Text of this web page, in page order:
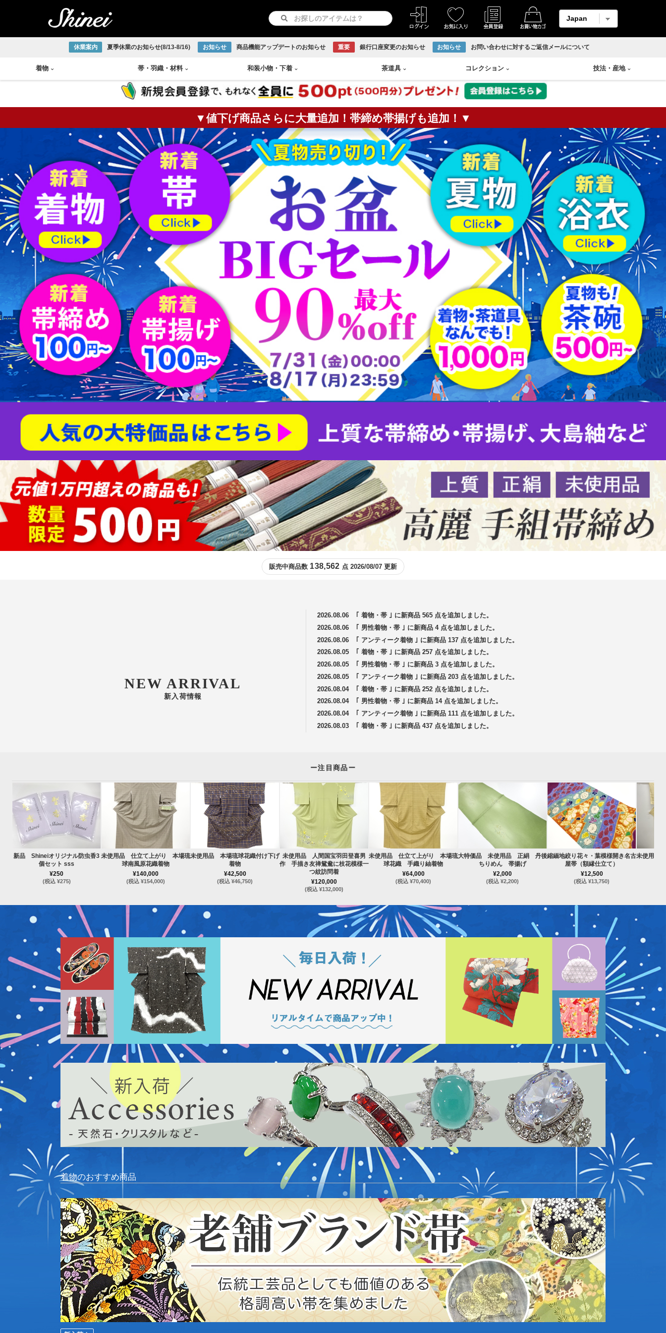
休業案内 夏季休業のお知らせ(8/13-8/16) お知らせ 商品機能アップデートのお知らせ 重要 銀行口座変更のお知らせ お知らせ お問い合わせに対するご返信メールについて
着物
小紋着物 紬着物
色無地着物 大正ロマン着物
浴衣
紋つき色無地 付け下げ
留袖
リサイクル振袖・打掛
着物 羽織
男物帯 長襦袢
アンサンブル
羽織紐 下駄
足袋 その他
帯 ・ 羽織 ・ 材料
アンティーク半幅帯 アンティーク袋帯
アンティーク名古屋帯 アンティーク丸帯
新品/リサイクル半幅帯 新品/リサイクル袋帯
新品/リサイクル名古屋帯 新品/リサイクル丸帯
男物帯
リサイクル羽織 リサイクル道行コート
リサイクル道中着 リサイクル雨コート
大正ロマン羽織
縮緬・錦紗 柄メイン生地
紬生地 麻生地
材料用反物 材料用洗い張り
はぎれ
和装小物 ・ 下着
帯締め 帯揚げ
半衿 伊達締め
草履 下駄
バッグ 足袋
ショール 扇子
櫛・かんざし
アクセサリー
長襦袢 和装下着 リサイクル反物 ホームコート
茶道具
茶碗 火入
莨盆
茶箱
花台
皆具
釜
風炉
炉釜
炉縁
棚
屏風
水指
薄茶器
茶入
杓
縁高
菓子器
建水
蓋置
炭道具
敷板
袱紗
急須 鉄瓶
茶托
香炉 香合
香盆 花瓶
壷
コレクション
掛軸 書画
中国画
天然石/パワーストーン
Baccarat Swarovski
WEDGWOOD
技法 ・ 産地
琉球織物 宮古上布
大島紬 結城紬
本場正藍泥染 ひげ紬
節紬 80/100亀甲
綴れ 友禅(手描き／金彩)
型染 すくい織
相良刺繍 汕頭蘇州刺繍
螺鈿 京紅型
古伊万里焼 伊賀焼 古曽部焼
虫明焼 赤膚焼
丹波焼
京焼 九谷焼
出石焼
平戸焼
志野焼
有田焼
朝日焼 楽山焼
瀬戸焼
益子焼
相馬焼
砥部焼
粟田焼 紀州焼
織部焼
薩摩焼
赤膚山焼 鍋島焼
阿漕焼
高取焼
尾戸焼 布志名焼 無名異焼
輪島塗り 山中塗り
漆塗り 蒔絵
朱漆塗
▼値下げ商品さらに大量追加！帯締め帯揚げも追加！▼
販売中商品数 138,562 点 2026/08/07 更新
NEW ARRIVAL
新入荷情報
2026.08.06
｢ 着物・帯 ｣ に新商品 565 点を追加しました。
2026.08.06
｢ 男性着物・帯 ｣ に新商品 4 点を追加しました。
2026.08.06
｢ アンティーク着物 ｣ に新商品 137 点を追加しました。
2026.08.05
｢ 着物・帯 ｣ に新商品 257 点を追加しました。
2026.08.05
｢ 男性着物・帯 ｣ に新商品 3 点を追加しました。
2026.08.05
｢ アンティーク着物 ｣ に新商品 203 点を追加しました。
2026.08.04
｢ 着物・帯 ｣ に新商品 252 点を追加しました。
2026.08.04
｢ 男性着物・帯 ｣ に新商品 14 点を追加しました。
2026.08.04
｢ アンティーク着物 ｣ に新商品 111 点を追加しました。
2026.08.03
｢ 着物・帯 ｣ に新商品 437 点を追加しました。
ー注目商品ー
新品 Shineiオリジナル防虫香3
個セット sss
¥250
(税込 ¥275)
未使用品 仕立て上がり 本場琉
球南風原花織着物
¥140,000
(税込 ¥154,000)
未使用品 本場琉球花織付け下げ
着物
¥42,500
(税込 ¥46,750)
未使用品 人間国宝羽田登喜男
作 手描き友禅鴛鴦に枝花模様一
つ紋訪問着
¥120,000
(税込 ¥132,000)
未使用品 仕立て上がり 本場琉
球花織 手織り紬着物
¥64,000
(税込 ¥70,400)
大特価品 未使用品 正絹 丹後
ちりめん 帯揚げ
¥2,000
(税込 ¥2,200)
縮緬地絞り花々・葉模様開き名古
屋帯（額縁仕立て）
¥12,500
(税込 ¥13,750)
未使用品
着物のおすすめ商品